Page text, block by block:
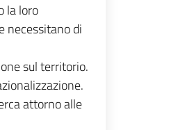
la loro
necessitano di
sul territorio.
attorno alle